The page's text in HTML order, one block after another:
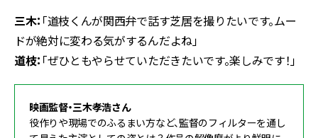
三木： 「道枝くんが関西弁で話す芝居を撮りたいです。ムー
ドが絶対に変わる気がするんだよね」
道枝： 「ぜひともやらせていただきたいです。楽しみです！」
映画監督・三木孝浩さん
役作りや現場でのふるまい方など、監督のフィルターを通し